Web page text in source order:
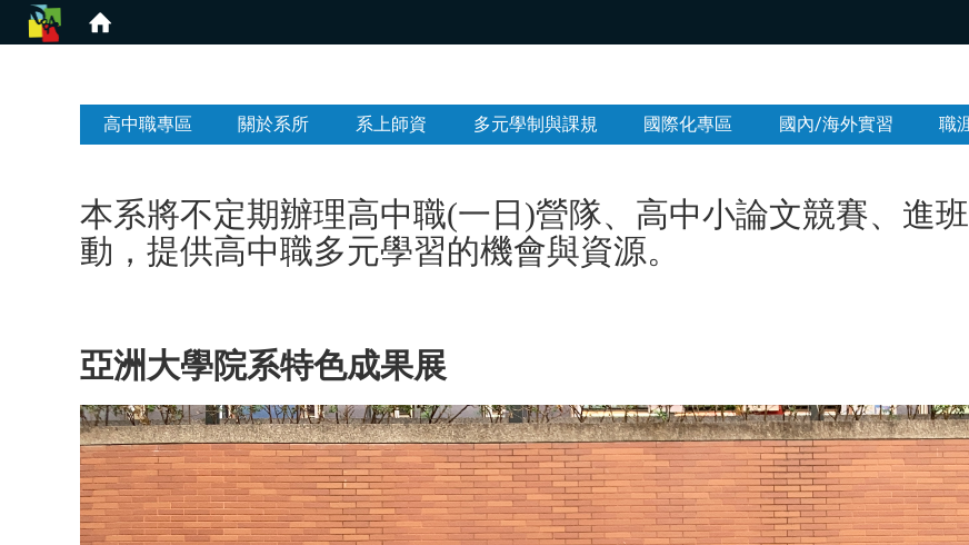
高中職專區 關於系所 系上師資 多元學制與課規 國際化專區 國內/海外實習 職
本系將不定期辦理高中職(一日)營隊、高中小論文競賽、進
動，提供高中職多元學習的機會與資源。
亞洲大學院系特色成果展